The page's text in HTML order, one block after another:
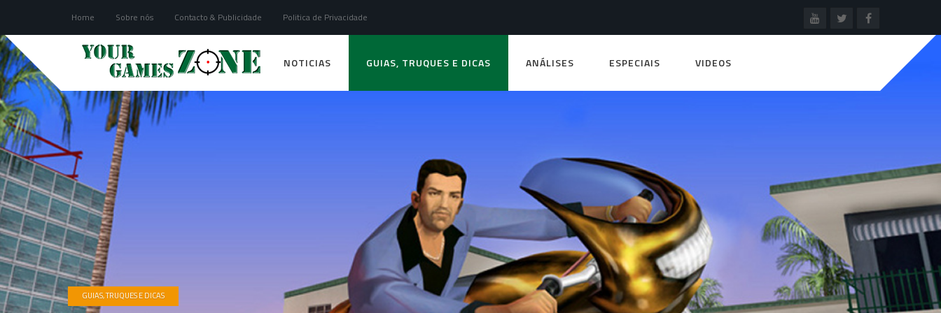
Home Sobre nós Contacto & Publicidade Politica de Privacidade
NOTICIAS GUIAS, TRUQUES E DICAS ANÁLISES ESPECIAIS VIDEOS
GUIAS, TRUQUES E DICAS